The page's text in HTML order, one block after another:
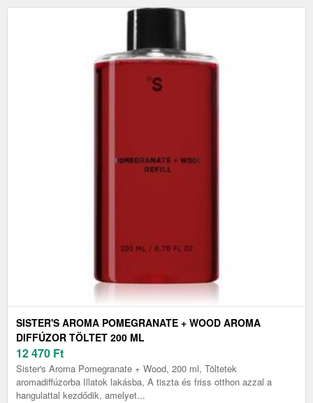
SISTER'S AROMA POMEGRANATE + WOOD AROMA
DIFFÚZOR TÖLTET 200 ML
12 470 Ft
Sister's Aroma Pomegranate + Wood, 200 ml, Töltetek
aromadiffúzorba Illatok lakásba, A tiszta és friss otthon azzal a
hangulattal kezdődik, amelyet...